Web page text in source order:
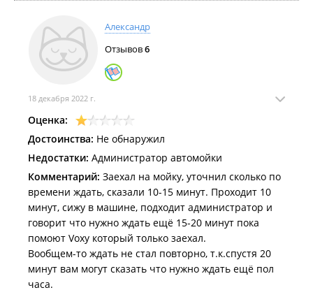
Александр
Отзывов6
18 декабря 2022 г.
Оценка:
Достоинства: Не обнаружил
Недостатки: Администратор автомойки
Комментарий: Заехал на мойку, уточнил сколько по
времени ждать, сказали 10-15 минут. Проходит 10
минут, сижу в машине, подходит администратор и
говорит что нужно ждать ещё 15-20 минут пока
помоют Voxy который только заехал.
Вообщем-то ждать не стал повторно, т.к.спустя 20
минут вам могут сказать что нужно ждать ещё пол
часа.